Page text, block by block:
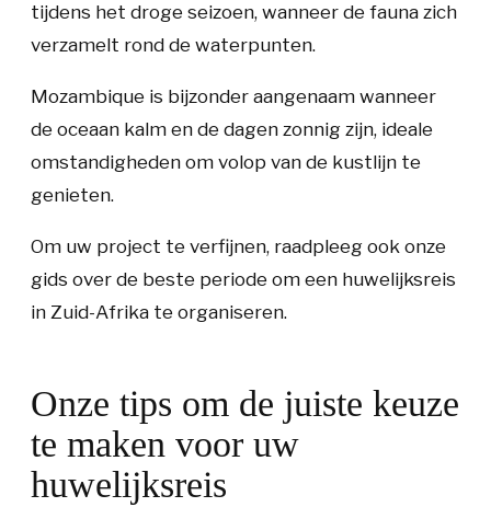
tijdens het droge seizoen, wanneer de fauna zich
verzamelt rond de waterpunten.
Mozambique is bijzonder aangenaam wanneer
de oceaan kalm en de dagen zonnig zijn, ideale
omstandigheden om volop van de kustlijn te
genieten.
Om uw project te verfijnen, raadpleeg ook onze
gids over de beste periode om een huwelijksreis
in Zuid-Afrika te organiseren.
Onze tips om de juiste keuze
te maken voor uw
huwelijksreis